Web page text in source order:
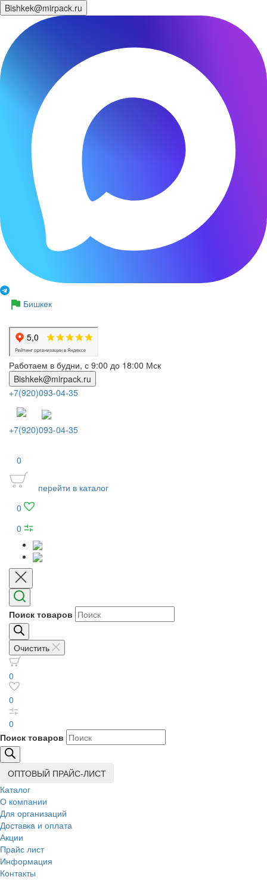
Bishkek@mirpack.ru
Бишкек
Работаем в будни, с 9:00 до 18:00 Мск
Bishkek@mirpack.ru
+7(920)093-04-35
+7(920)093-04-35
0
перейти в каталог
0
0
Поиск товаров
Очистить
0
0
0
Поиск товаров
ОПТОВЫЙ ПРАЙС-ЛИСТ
Каталог
О компании
Для организаций
Доставка и оплата
Акции
Прайс лист
Информация
Контакты